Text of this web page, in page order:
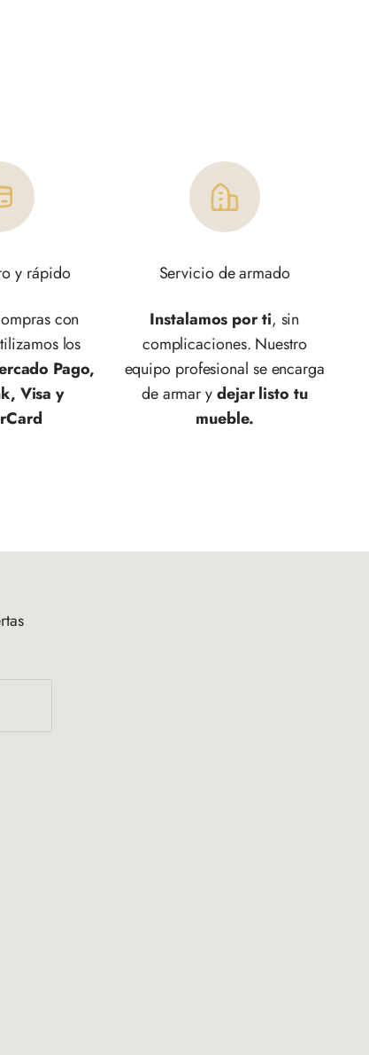
y rápido
con
los
Pago,
Visa y
Servicio de armado
Instalamos por ti, sin
complicaciones. Nuestro
equipo profesional se encarga
de armar ydejar listo tu
mueble.